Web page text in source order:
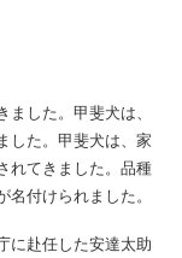
した。甲斐犬は、
した。甲斐犬は、家
れてきました。品種
付けられました。
に赴任した安達太助